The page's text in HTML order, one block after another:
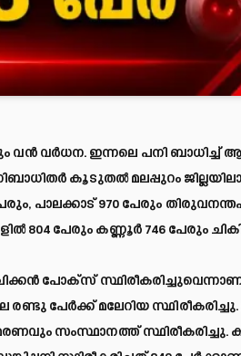
വന്‍ വര്‍ധന. ഇന്നലെ പനി ബാധിച്ച്
കൂടുതല്‍ മലപ്പുറം
പാലക്കാട് 970 പേരും
പേരും കണ്ണൂര്‍ 746 പേരും
പോക്‌സ്
പേര്‍ക്ക് മലേറിയ
മരണവും സംസ്ഥാനത്ത് സ്ഥിരീകരിച്ചു.